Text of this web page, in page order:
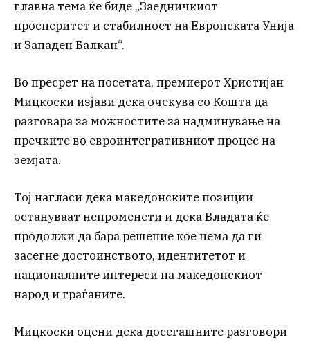
главна тема ќе биде „Заедничкиот
просперитет и стабилност на Европската Унија
и Западен Балкан“.
Во пресрет на посетата, премиерот Христијан
Мицкоски изјави дека очекува со Кошта да
разговара за можностите за надминување на
пречките во евроинтегративниот процес на
земјата.
Тој нагласи дека македонските позиции
остануваат непроменети и дека Владата ќе
продолжи да бара решение кое нема да ги
засегне достоинството, идентитетот и
националните интереси на македонскиот
народ и граѓаните.
Мицкоски оцени дека досегашните разговори